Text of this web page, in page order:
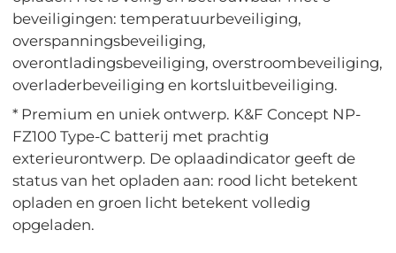
beveiligingen: temperatuurbeveiliging,
overspanningsbeveiliging,
overontladingsbeveiliging, overstroombeveiliging,
overladerbeveiliging en kortsluitbeveiliging.
* Premium en uniek ontwerp. K&F Concept NP-
FZ100 Type-C batterij met prachtig
exterieurontwerp. De oplaadindicator geeft de
status van het opladen aan: rood licht betekent
opladen en groen licht betekent volledig
opgeladen.